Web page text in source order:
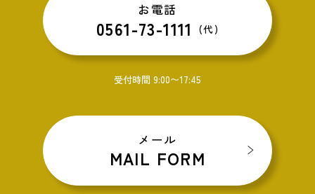
お電話
0561-73-1111 (代)
受付時間 9:00〜17:45
メール
MAIL FORM